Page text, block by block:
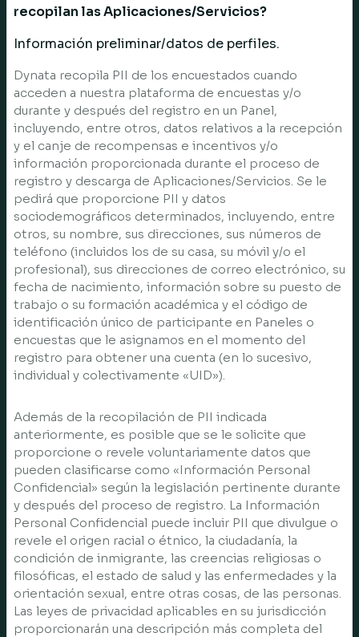
recopilan las Aplicaciones/Servicios?
Información preliminar/datos de perfiles.
Dynata recopila PII de los encuestados cuando
acceden a nuestra plataforma de encuestas y/o
durante y después del registro en un Panel,
incluyendo, entre otros, datos relativos a la recepción
y el canje de recompensas e incentivos y/o
información proporcionada durante el proceso de
registro y descarga de Aplicaciones/Servicios. Se le
pedirá que proporcione PII y datos
sociodemográficos determinados, incluyendo, entre
otros, su nombre, sus direcciones, sus números de
teléfono (incluidos los de su casa, su móvil y/o el
profesional), sus direcciones de correo electrónico, su
fecha de nacimiento, información sobre su puesto de
trabajo o su formación académica y el código de
identificación único de participante en Paneles o
encuestas que le asignamos en el momento del
registro para obtener una cuenta (en lo sucesivo,
individual y colectivamente «UID»).
Además de la recopilación de PII indicada
anteriormente, es posible que se le solicite que
proporcione o revele voluntariamente datos que
pueden clasificarse como «Información Personal
Confidencial» según la legislación pertinente durante
y después del proceso de registro. La Información
Personal Confidencial puede incluir PII que divulgue o
revele el origen racial o étnico, la ciudadanía, la
condición de inmigrante, las creencias religiosas o
filosóficas, el estado de salud y las enfermedades y la
orientación sexual, entre otras cosas, de las personas.
Las leyes de privacidad aplicables en su jurisdicción
proporcionarán una descripción más completa del